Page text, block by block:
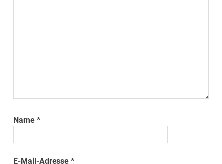
Name*
E-Mail-Adresse*